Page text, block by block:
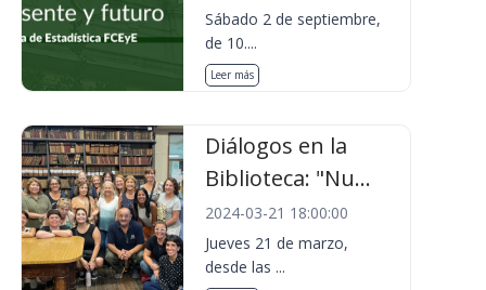
Sábado 2 de septiembre,
de 10....
Leer más
Diálogos en la
Biblioteca: "Nu...
2024-03-21 18:00:00
Jueves 21 de marzo,
desde las ...